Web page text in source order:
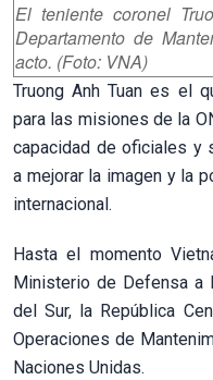
El teniente coronel
Departamento de
acto. (Foto: VNA)
Truong Anh Tuan es el
para las misiones de la
capacidad de oficiales y
a mejorar la imagen y la
internacional.
Hasta el momento
Ministerio de Defensa a
del Sur, la República
Operaciones de
Naciones Unidas.